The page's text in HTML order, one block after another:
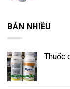
BÁN NHIỀU
Thuốc